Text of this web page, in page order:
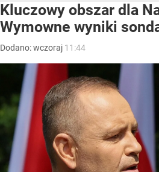
Kluczowy obszar dla
Wymowne wyniki
Dodano:wczoraj 11:44